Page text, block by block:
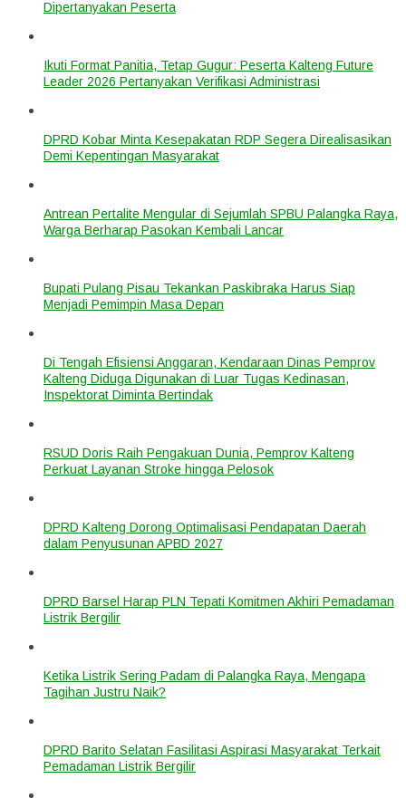
Dipertanyakan Peserta
Ikuti Format Panitia, Tetap Gugur: Peserta Kalteng Future
Leader 2026 Pertanyakan Verifikasi Administrasi
DPRD Kobar Minta Kesepakatan RDP Segera Direalisasikan
Demi Kepentingan Masyarakat
Antrean Pertalite Mengular di Sejumlah SPBU Palangka Raya,
Warga Berharap Pasokan Kembali Lancar
Bupati Pulang Pisau Tekankan Paskibraka Harus Siap
Menjadi Pemimpin Masa Depan
Di Tengah Efisiensi Anggaran, Kendaraan Dinas Pemprov
Kalteng Diduga Digunakan di Luar Tugas Kedinasan,
Inspektorat Diminta Bertindak
RSUD Doris Raih Pengakuan Dunia, Pemprov Kalteng
Perkuat Layanan Stroke hingga Pelosok
DPRD Kalteng Dorong Optimalisasi Pendapatan Daerah
dalam Penyusunan APBD 2027
DPRD Barsel Harap PLN Tepati Komitmen Akhiri Pemadaman
Listrik Bergilir
Ketika Listrik Sering Padam di Palangka Raya, Mengapa
Tagihan Justru Naik?
DPRD Barito Selatan Fasilitasi Aspirasi Masyarakat Terkait
Pemadaman Listrik Bergilir